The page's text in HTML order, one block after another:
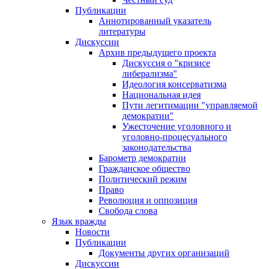
Публикации
Аннотированный указатель
литературы
Дискуссии
Архив предыдущего проекта
Дискуссия о "кризисе
либерализма"
Идеология консерватизма
Национальная идея
Пути легитимации "управляемой
демократии"
Ужесточение уголовного и
уголовно-процесуального
законодательства
Барометр демократии
Гражданское общество
Политический режим
Право
Революция и оппозиция
Свобода слова
Язык вражды
Новости
Публикации
Документы других организаций
Дискуссии